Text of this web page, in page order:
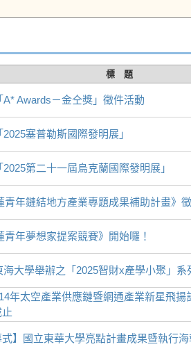
標 題
A* Awards－金仝獎」徵件活動
2025塞普勒斯國際發明展」
2025第二十一屆烏克蘭國際發明展」
青年鏈結地方產業專題成果補助計畫》
青年夢想家提案競賽》開始囉！
海大學舉辦之「2025智財x產學小聚」系
年太空產業供應鏈暨網通產業新星飛
式】國立東華大學亮點計畫成果暨執行